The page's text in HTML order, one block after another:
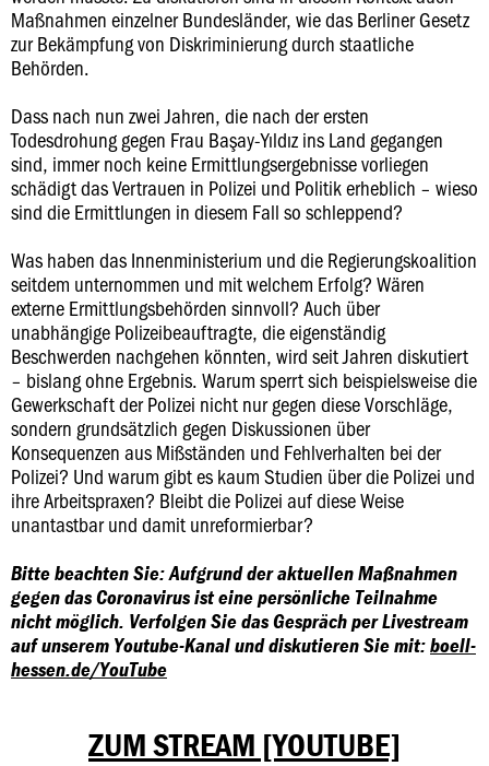
Maßnahmen einzelner Bundesländer, wie das Berliner Gesetz
zur Bekämpfung von Diskriminierung durch staatliche
Behörden.
Dass nach nun zwei Jahren, die nach der ersten
Todesdrohung gegen Frau Başay-Yıldız ins Land gegangen
sind, immer noch keine Ermittlungsergebnisse vorliegen
schädigt das Vertrauen in Polizei und Politik erheblich – wieso
sind die Ermittlungen in diesem Fall so schleppend?
Was haben das Innenministerium und die Regierungskoalition
seitdem unternommen und mit welchem Erfolg? Wären
externe Ermittlungsbehörden sinnvoll? Auch über
unabhängige Polizeibeauftragte, die eigenständig
Beschwerden nachgehen könnten, wird seit Jahren diskutiert
– bislang ohne Ergebnis. Warum sperrt sich beispielsweise die
Gewerkschaft der Polizei nicht nur gegen diese Vorschläge,
sondern grundsätzlich gegen Diskussionen über
Konsequenzen aus Mißständen und Fehlverhalten bei der
Polizei? Und warum gibt es kaum Studien über die Polizei und
ihre Arbeitspraxen? Bleibt die Polizei auf diese Weise
unantastbar und damit unreformierbar?
Bitte beachten Sie: Aufgrund der aktuellen Maßnahmen
gegen das Coronavirus ist eine persönliche Teilnahme
nicht möglich. Verfolgen Sie das Gespräch per Livestream
auf unserem Youtube-Kanal und diskutieren Sie mit:boell-
hessen.de/YouTube
ZUM STREAM [YOUTUBE]